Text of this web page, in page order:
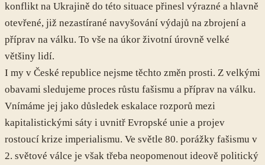
konflikt na Ukrajině do této situace přinesl výrazné a hlavně
otevřené, již nezastírané navyšování výdajů na zbrojení a
příprav na válku. To vše na úkor životní úrovně velké
většiny lidí.
I my v České republice nejsme těchto změn prosti. Z velkými
obavami sledujeme proces růstu fašismu a příprav na válku.
Vnímáme jej jako důsledek eskalace rozporů mezi
kapitalistickými sáty i uvnitř Evropské unie a projev
rostoucí krize imperialismu. Ve světle 80. porážky fašismu v
2. světové válce je však třeba neopomenout ideově politický